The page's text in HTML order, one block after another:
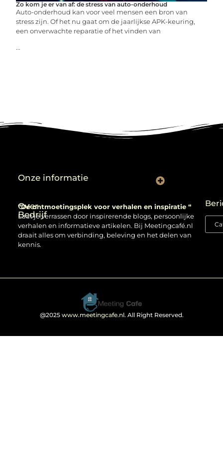
Zo kom je er van af: de stress van auto-onderhoud
Auto-onderhoud kan voor veel mensen een bron van
stress zijn. Of het nu gaat om de jaarlijkse APK-keuring,
een onverwachte reparatie of het vinden van
...
Over
Bedrijf
“Dé ontmoetingsplek voor verhalen en inspiratie “
Laat je verrassen door inspirerende blogs, persoonlijke
verhalen en informatieve artikelen. Bij Meetingcafé.nl
draait alles om verbinding, beleving en het delen van
kennis.
Onze informatie
@2025 www.meetingcafe.nl. All Right Reserved.